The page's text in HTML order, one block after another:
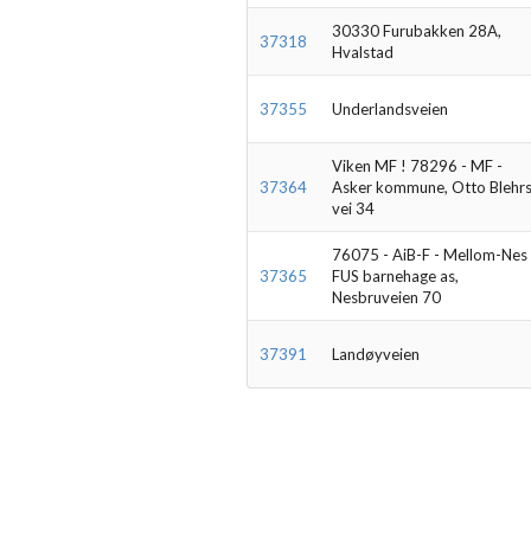
37318
30330 Furubakken 28A,
Hvalstad
37355 Underlandsveien
37364
Viken MF ! 78296 - MF -
Asker kommune, Otto
vei 34
37365
76075 - AiB-F - Mellom-Nes
FUS barnehage as,
Nesbruveien 70
37391 Landøyveien